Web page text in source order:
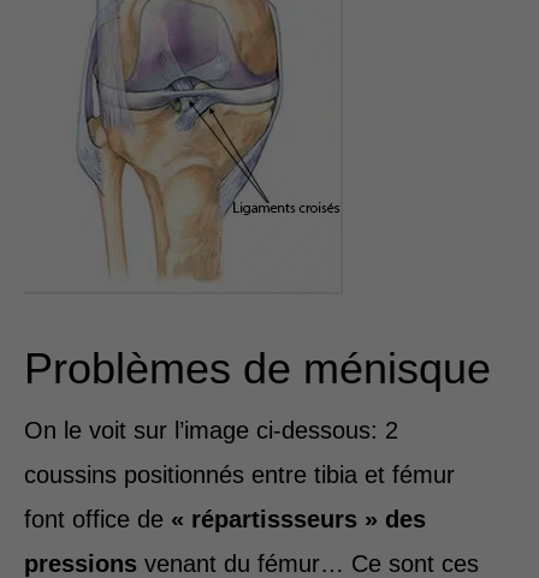
Problèmes de ménisque
On le voit sur l’image ci-dessous: 2
coussins positionnés entre tibia et fémur
font office de « répartissseurs » des
pressions venant du fémur… Ce sont ces